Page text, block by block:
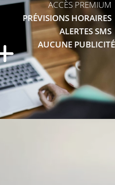
ACCÈS PREMIUM
PRÉVISIONS HORAIRES
ALERTES SMS
AUCUNE PUBLICITÉ